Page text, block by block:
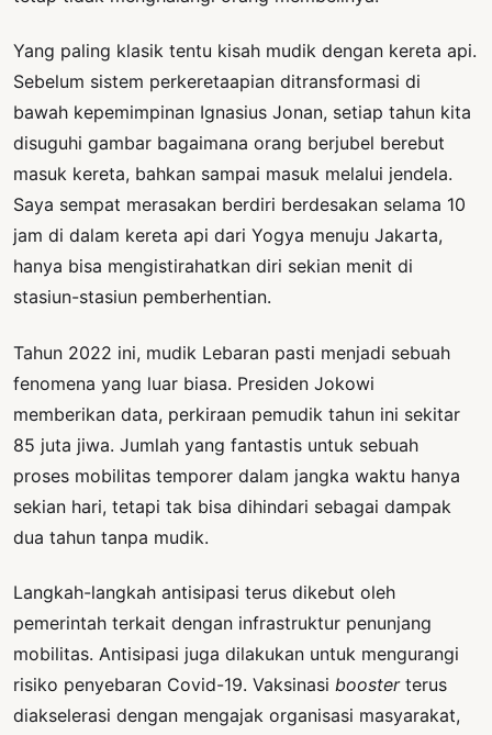
Yang paling klasik tentu kisah mudik dengan kereta api.
Sebelum sistem perkeretaapian ditransformasi di
bawah kepemimpinan Ignasius Jonan, setiap tahun kita
disuguhi gambar bagaimana orang berjubel berebut
masuk kereta, bahkan sampai masuk melalui jendela.
Saya sempat merasakan berdiri berdesakan selama 10
jam di dalam kereta api dari Yogya menuju Jakarta,
hanya bisa mengistirahatkan diri sekian menit di
stasiun-stasiun pemberhentian.
Tahun 2022 ini, mudik Lebaran pasti menjadi sebuah
fenomena yang luar biasa. Presiden Jokowi
memberikan data, perkiraan pemudik tahun ini sekitar
85 juta jiwa. Jumlah yang fantastis untuk sebuah
proses mobilitas temporer dalam jangka waktu hanya
sekian hari, tetapi tak bisa dihindari sebagai dampak
dua tahun tanpa mudik.
Langkah-langkah antisipasi terus dikebut oleh
pemerintah terkait dengan infrastruktur penunjang
mobilitas. Antisipasi juga dilakukan untuk mengurangi
risiko penyebaran Covid-19. Vaksinasi booster terus
diakselerasi dengan mengajak organisasi masyarakat,